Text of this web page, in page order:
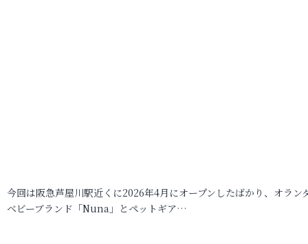
今回は阪急芦屋川駅近くに2026年4月にオープンしたばかり、オラン
ベビーブランド「Nuna」とペットギア…